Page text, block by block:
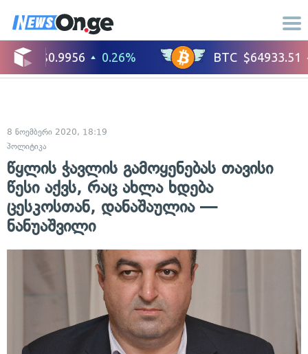
8 ნოემბერი 2020, 18:19
პოლიტიკა
წყლის ჭავლის გამოყენებას თავისი
წესი აქვს, რაც ახლა ხდება
ცესკოსთან, დანაშაულია —
ნანუაშვილი